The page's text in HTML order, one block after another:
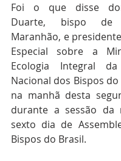
Foi o que disse
Duarte, bispo de
Maranhão, e
Especial sobre a
Ecologia Integral da
Nacional dos Bispos do
na manhã desta
durante a sessão da
sexto dia de
Bispos do Brasil.